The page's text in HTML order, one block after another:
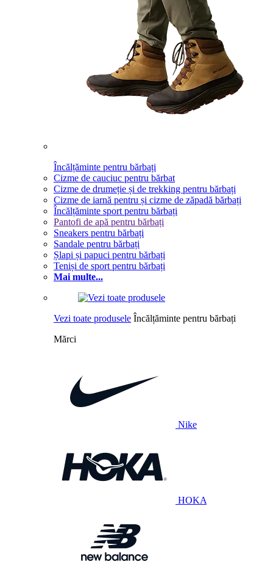
Încălțăminte pentru bărbați
Cizme de cauciuc pentru bărbat
Cizme de drumeție și de trekking pentru bărbați
Cizme de iarnă pentru și cizme de zăpadă bărbați
Încălțăminte sport pentru bărbați
Pantofi de apă pentru bărbați
Sneakers pentru bărbați
Sandale pentru bărbați
Șlapi și papuci pentru bărbați
Teniși de sport pentru bărbați
Mai multe...
Vezi toate produsele Încălțăminte pentru bărbați
Mărci
Nike
HOKA